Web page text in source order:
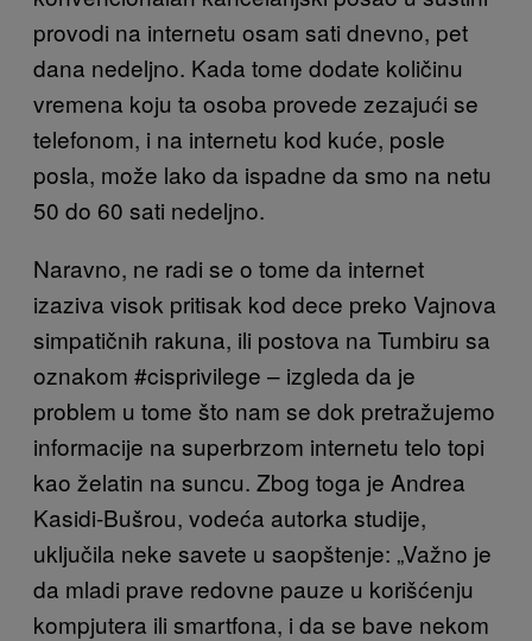
provodi na internetu osam sati dnevno, pet
dana nedeljno. Kada tome dodate količinu
vremena koju ta osoba provede zezajući se
telefonom, i na internetu kod kuće, posle
posla, može lako da ispadne da smo na netu
50 do 60 sati nedeljno.
Naravno, ne radi se o tome da internet
izaziva visok pritisak kod dece preko Vajnova
simpatičnih rakuna, ili postova na Tumbiru sa
oznakom #cisprivilege – izgleda da je
problem u tome što nam se dok pretražujemo
informacije na superbrzom internetu telo topi
kao želatin na suncu. Zbog toga je Andrea
Kasidi-Bušrou, vodeća autorka studije,
uključila neke savete u saopštenje: „Važno je
da mladi prave redovne pauze u korišćenju
kompjutera ili smartfona, i da se bave nekom